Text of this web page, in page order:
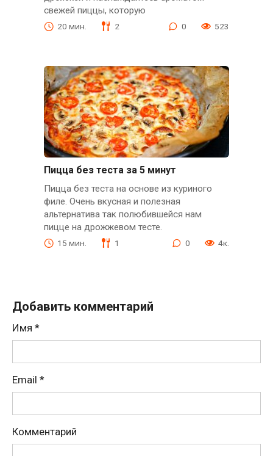
свежей пиццы, которую
20 мин. 2 0 523
Пицца без теста за 5 минут
Пицца без теста на основе из куриного
филе. Очень вкусная и полезная
альтернатива так полюбившейся нам
пицце на дрожжевом тесте.
15 мин. 1 0 4к.
Добавить комментарий
Имя *
Email *
Комментарий